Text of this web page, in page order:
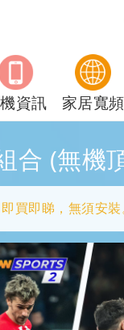
資訊 家居寬頻
合 (無機
買即睇，無須安裝